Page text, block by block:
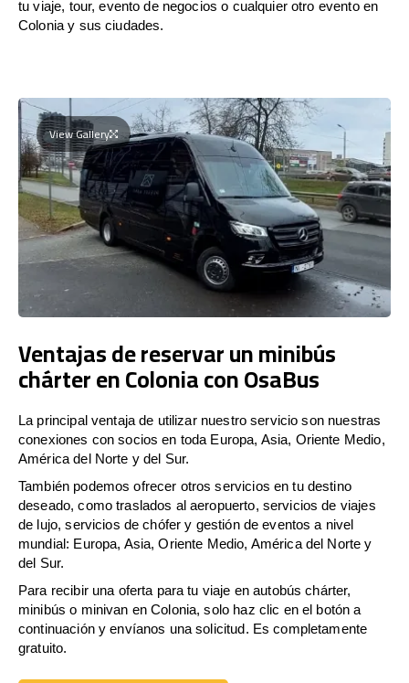
tu viaje, tour, evento de negocios o cualquier otro evento en
Colonia y sus ciudades.
View Gallery
Ventajas de reservar un minibús
chárter en Colonia con OsaBus
La principal ventaja de utilizar nuestro servicio son nuestras
conexiones con socios en toda Europa, Asia, Oriente Medio,
América del Norte y del Sur.
También podemos ofrecer otros servicios en tu destino
deseado, como traslados al aeropuerto, servicios de viajes
de lujo, servicios de chófer y gestión de eventos a nivel
mundial: Europa, Asia, Oriente Medio, América del Norte y
del Sur.
Para recibir una oferta para tu viaje en autobús chárter,
minibús o minivan en Colonia, solo haz clic en el botón a
continuación y envíanos una solicitud. Es completamente
gratuito.